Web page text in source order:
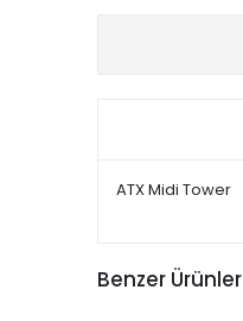
ATX Midi Tower
Benzer Ürünler